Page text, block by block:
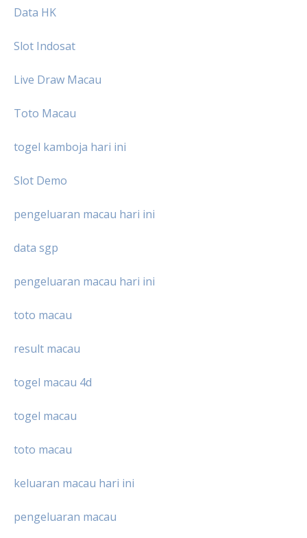
Data HK
Slot Indosat
Live Draw Macau
Toto Macau
togel kamboja hari ini
Slot Demo
pengeluaran macau hari ini
data sgp
pengeluaran macau hari ini
toto macau
result macau
togel macau 4d
togel macau
toto macau
keluaran macau hari ini
pengeluaran macau